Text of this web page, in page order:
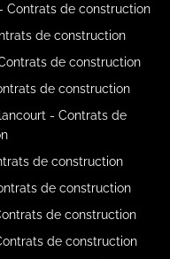
Contrats de construction
de construction
de construction
de construction
- Contrats de
de construction
de construction
de construction
de construction